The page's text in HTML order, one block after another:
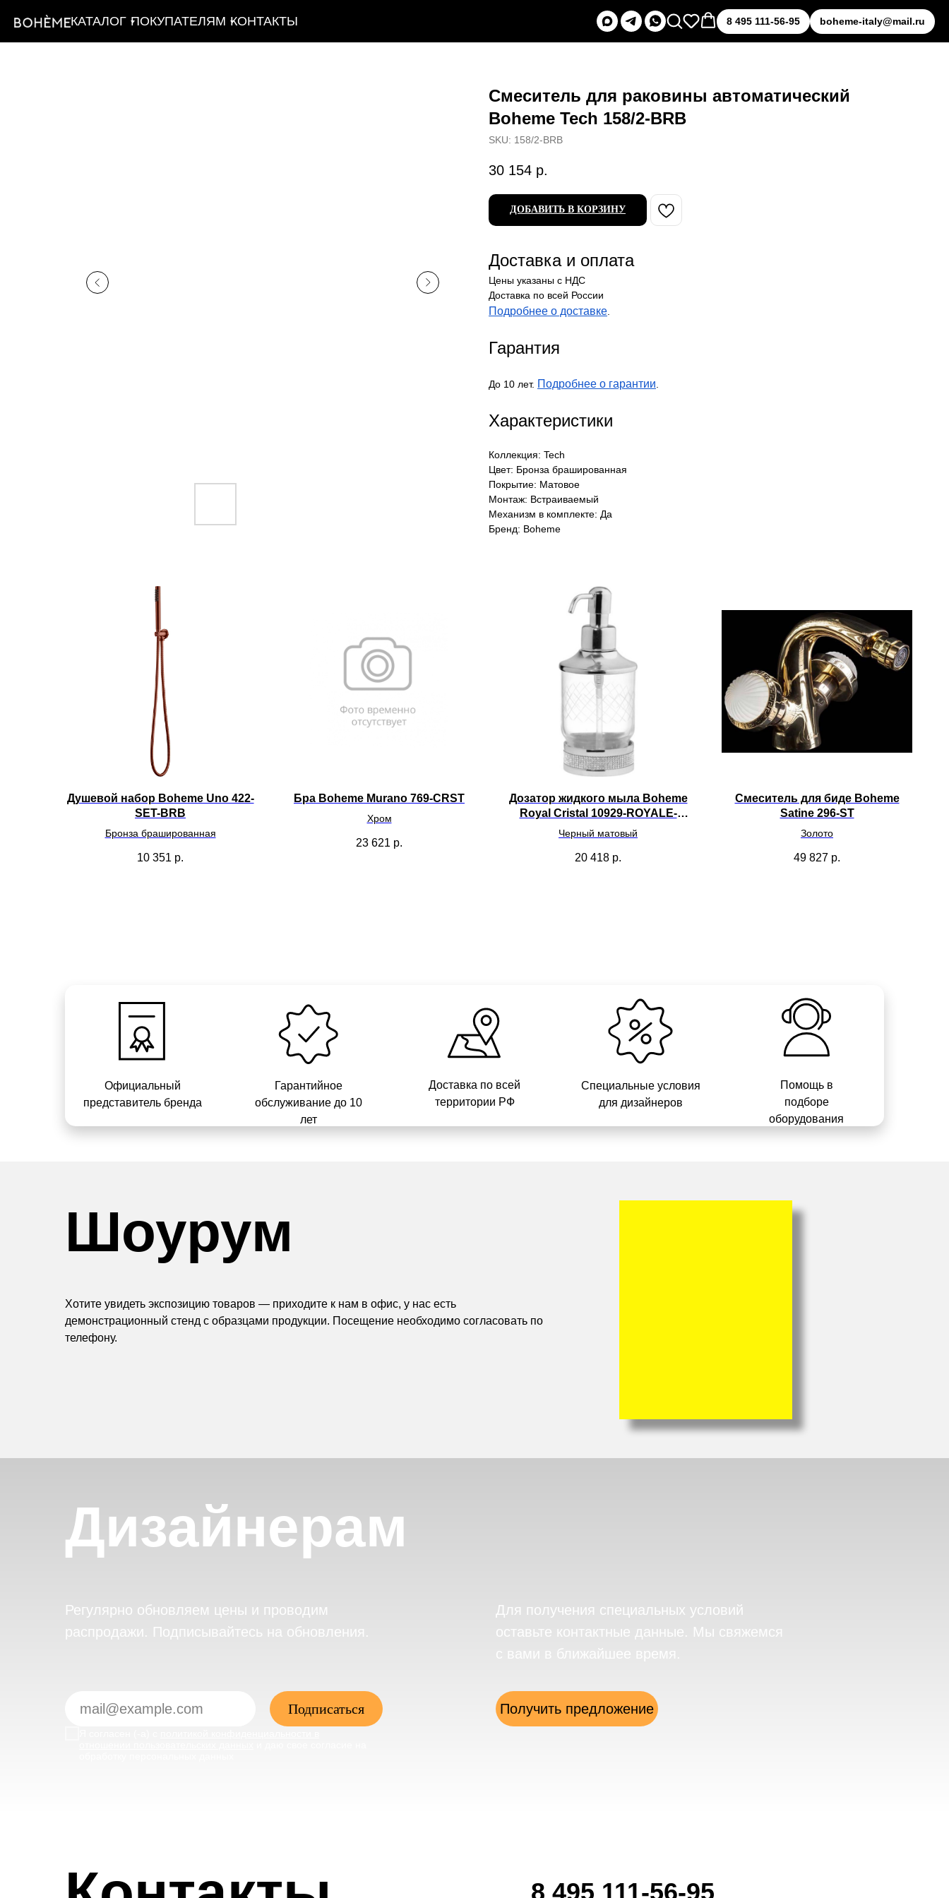
КАТАЛОГ ПОКУПАТЕЛЯМ КОНТАКТЫ 8 495 111-56-95 boheme-italy@mail.ru
Смеситель для раковины автоматический
Boheme Tech 158/2-BRB
SKU: 158/2-BRB
30 154 р.
ДОБАВИТЬ В КОРЗИНУ
Доставка и оплата
Цены указаны с НДС
Доставка по всей России
Подробнее о доставке.
Гарантия
До 10 лет. Подробнее о гарантии.
Характеристики
Коллекция: Tech
Цвет: Бронза брашированная
Покрытие: Матовое
Монтаж: Встраиваемый
Механизм в комплекте: Да
Бренд: Boheme
Душевой набор Boheme Uno 422-
SET-BRB
Бронза брашированная
10 351 р.
Бра Boheme Murano 769-CRST
Хром
23 621 р.
Дозатор жидкого мыла Boheme
Royal Cristal 10929-ROYALE-
CHROME
Черный матовый
20 418 р.
Смеситель для биде Boheme
Satine 296-ST
Золото
49 827 р.
Официальный
представитель бренда
Доставка по всей
территории РФ
Гарантийное
обслуживание до 10
лет
Специальные условия
для дизайнеров
Помощь в
подборе
оборудования
Шоурум
Хотите увидеть экспозицию товаров — приходите к нам в офис, у нас есть
демонстрационный стенд с образцами продукции. Посещение необходимо согласовать по
телефону.
Дизайнерам
Регулярно обновляем цены и проводим
распродажи. Подписывайтесь на обновления.
Подписаться
Для получения специальных условий
оставьте контактные данные. Мы свяжемся
с вами в ближайшее время.
Получить предложение